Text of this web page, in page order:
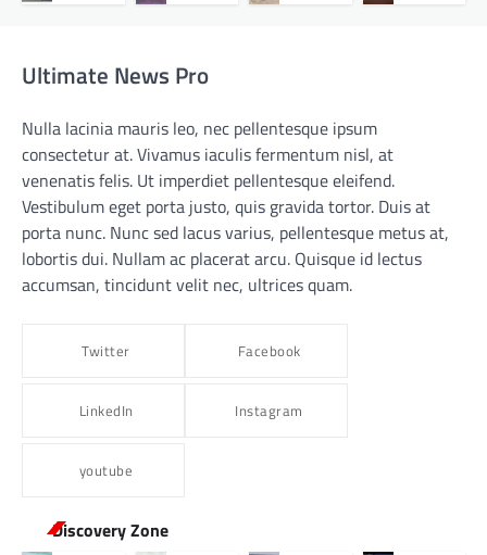
Ultimate News Pro
Nulla lacinia mauris leo, nec pellentesque ipsum
consectetur at. Vivamus iaculis fermentum nisl, at
venenatis felis. Ut imperdiet pellentesque eleifend.
Vestibulum eget porta justo, quis gravida tortor. Duis at
porta nunc. Nunc sed lacus varius, pellentesque metus at,
lobortis dui. Nullam ac placerat arcu. Quisque id lectus
accumsan, tincidunt velit nec, ultrices quam.
Twitter Facebook
LinkedIn Instagram
youtube
Discovery Zone